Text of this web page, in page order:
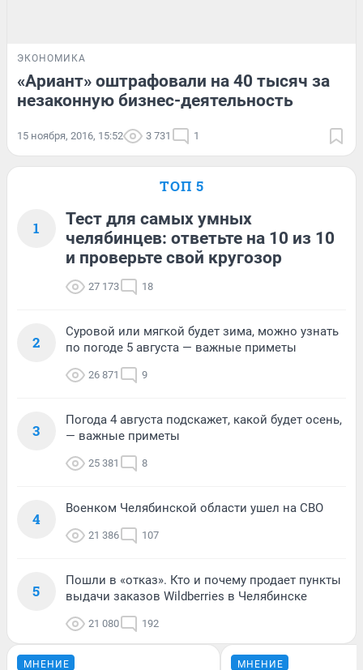
ЭКОНОМИКА
«Ариант» оштрафовали на 40 тысяч за
незаконную бизнес-деятельность
15 ноября, 2016, 15:52 3 731 1
ТОП 5
1
Тест для самых умных
челябинцев: ответьте на 10 из 10
и проверьте свой кругозор
27 173 18
2
Суровой или мягкой будет зима, можно узнать
по погоде 5 августа — важные приметы
26 871 9
3
Погода 4 августа подскажет, какой будет осень,
— важные приметы
25 381 8
4
Военком Челябинской области ушел на СВО
21 386 107
5
Пошли в «отказ». Кто и почему продает пункты
выдачи заказов Wildberries в Челябинске
21 080 192
МНЕНИЕ МНЕНИЕ